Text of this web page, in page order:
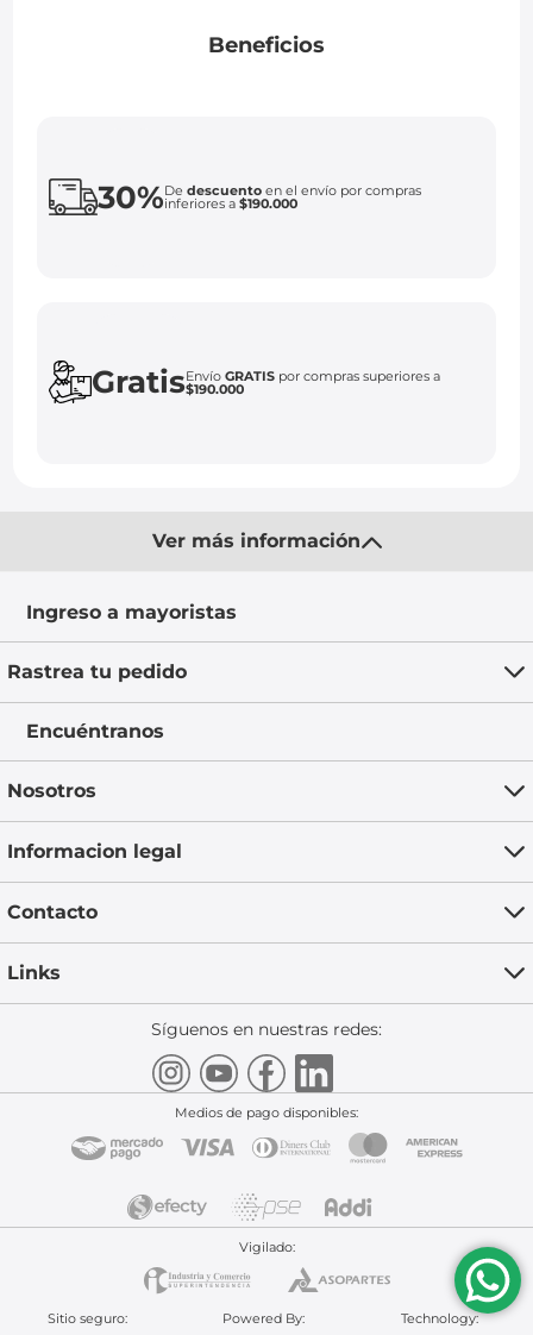
Beneficios
30%Dedescuento en el envío por compras
inferiores a$190.000
GratisEnvíoGRATIS por compras superiores a
$190.000
Ver más información
Ingreso a mayoristas
Rastrea tu pedido
Encuéntranos
Nosotros
Informacion legal
Contacto
Links
Síguenos en nuestras redes:
Medios de pago disponibles:
Vigilado:
Sitio seguro: Powered By: Technology: